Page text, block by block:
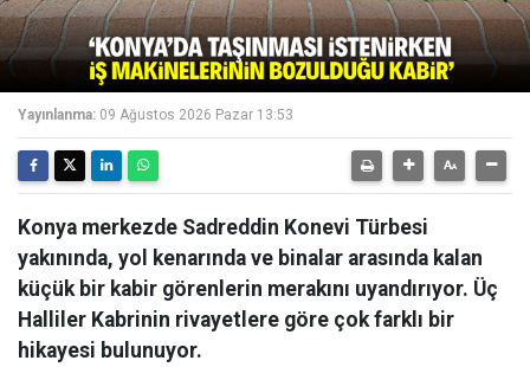
Yayınlanma: 09 Ağustos 2026 Pazar 13:53
Konya merkezde Sadreddin Konevi Türbesi
yakınında, yol kenarında ve binalar arasında kalan
küçük bir kabir görenlerin merakını uyandırıyor. Üç
Halliler Kabrinin rivayetlere göre çok farklı bir
hikayesi bulunuyor.